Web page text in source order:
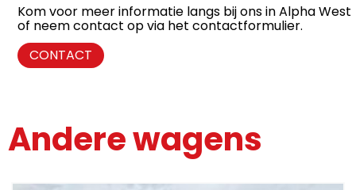
Kom voor meer informatie langs bij ons in Alpha West
of neem contact op via het contactformulier.
CONTACT
Andere wagens